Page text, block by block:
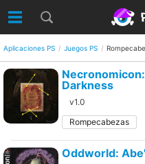
Aplicaciones PS Juegos PS
Darkness
v1.0
Rompecabezas
Oddworld: